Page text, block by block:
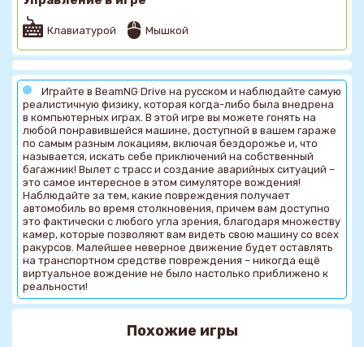
Клавиатурой Мышкой
Играйте в BeamNG Drive на русском и наблюдайте самую
реалистичную физику, которая когда-либо была внедрена
в компьютерных играх. В этой игре вы можете гонять на
любой понравившейся машине, доступной в вашем гараже
по самым разным локациям, включая бездорожье и, что
называется, искать себе приключений на собственный
багажник! Вылет с трасс и создание аварийных ситуаций –
это самое интересное в этом симуляторе вождения!
Наблюдайте за тем, какие повреждения получает
автомобиль во время столкновения, причем вам доступно
это фактически с любого угла зрения, благодаря множеству
камер, которые позволяют вам видеть свою машину со всех
ракурсов. Малейшее неверное движение будет оставлять
на транспортном средстве повреждения – никогда ещё
виртуальное вождение не было настолько приближено к
реальности!
Похожие игры